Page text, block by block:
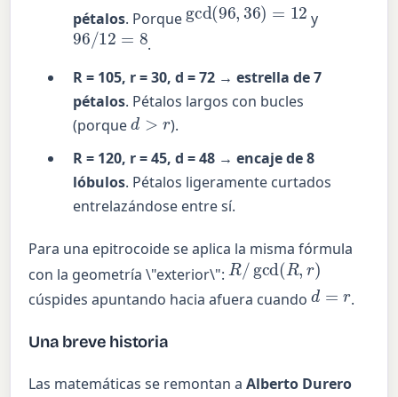
pétalos. Porque
gcd(96,36)=12
y
96/12= 8
.
R = 105, r = 30, d = 72 → estrella de 7
pétalos. Pétalos largos con bucles
(porqued >r
).
R = 120, r = 45, d = 48 → encaje de 8
lóbulos. Pétalos ligeramente curtados
entrelazándose entre sí.
Para una epitrocoide se aplica la misma fórmula
con la geometría \"exterior\":
R/gcd(R,r)
cúspides apuntando hacia afuera cuandod =r .
Una breve historia
Las matemáticas se remontan aAlberto Durero